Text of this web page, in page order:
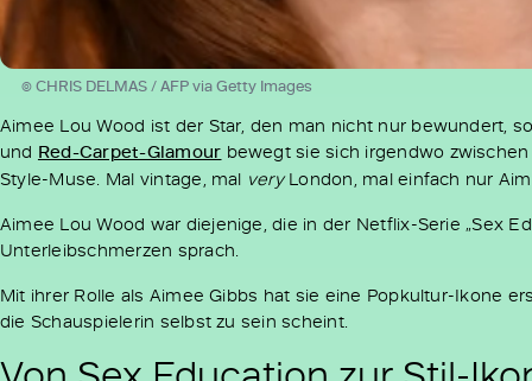
© CHRIS DELMAS / AFP via Getty Images
Aimee Lou Wood ist der Star, den man nicht nur bewundert,
und Red-Carpet-Glamour bewegt sie sich irgendwo
Style-Muse. Mal vintage, mal veryLondon, mal einfach nur
Aimee Lou Wood war diejenige, die in der Netflix-Serie „Sex
Unterleibschmerzen sprach.
Mit ihrer Rolle als Aimee Gibbs hat sie eine Popkultur-Ikone
die Schauspielerin selbst zu sein scheint.